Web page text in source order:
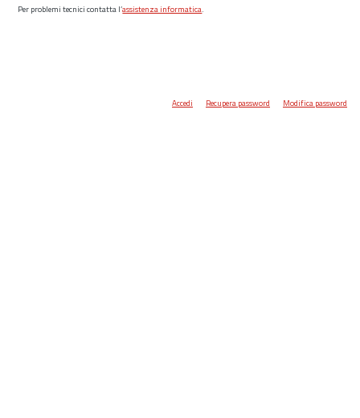
Per problemi tecnici contatta l’assistenza informatica.
Accedi Recupera password Modifica password